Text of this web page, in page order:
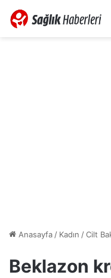
Anasayfa/ Kadın /Cilt
Beklazon